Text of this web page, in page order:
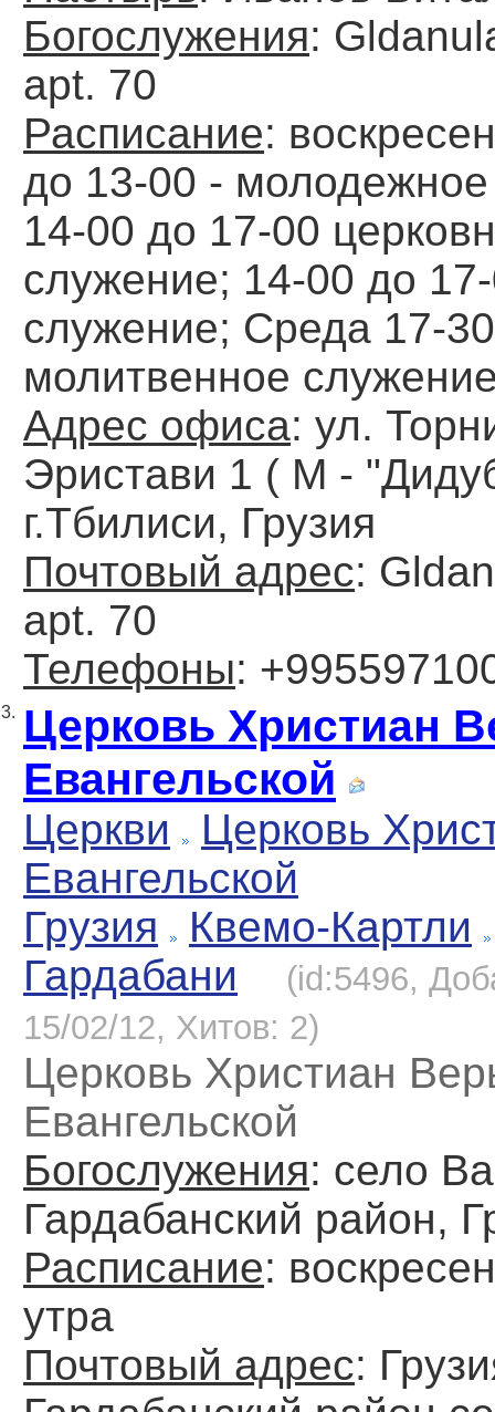
Богослужения:
apt. 70
Расписание:
до 13-00 -
14-00 до 17-00
служение; 14-00 до
служение; Среда 17-
молитвенное
Адрес офиса: ул.
Эристави 1 ( М -
г.Тбилиси, Грузия
Почтовый адрес:
apt. 70
Телефоны:
3. Церковь Христиан
Евангельской
Церкви
Церковь
Евангельской
Грузия
Квемо-Картли
Гардабани
(id:5496,
15/02/12, Хитов: 2)
Церковь Христиан
Евангельской
Богослужения: село
Гардабанский район,
Расписание:
утра
Почтовый адрес: